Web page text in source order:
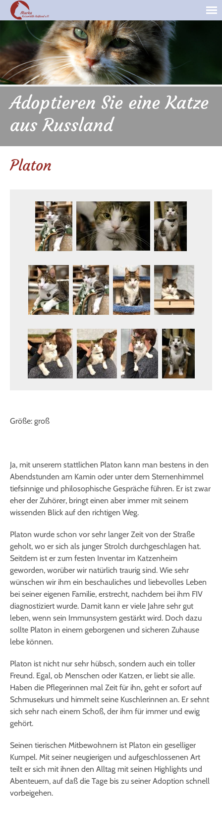
Adoptieren Sie eine Katze
aus Russland
Platon
Größe: groß
Ja, mit unserem stattlichen Platon kann man bestens in den
Abendstunden am Kamin oder unter dem Sternenhimmel
tiefsinnige und philosophische Gespräche führen. Er ist zwar
eher der Zuhörer, bringt einen aber immer mit seinem
wissenden Blick auf den richtigen Weg.
Platon wurde schon vor sehr langer Zeit von der Straße
geholt, wo er sich als junger Strolch durchgeschlagen hat.
Seitdem ist er zum festen Inventar im Katzenheim
geworden, worüber wir natürlich traurig sind. Wie sehr
wünschen wir ihm ein beschauliches und liebevolles Leben
bei seiner eigenen Familie, erstrecht, nachdem bei ihm FIV
diagnostiziert wurde. Damit kann er viele Jahre sehr gut
leben, wenn sein Immunsystem gestärkt wird. Doch dazu
sollte Platon in einem geborgenen und sicheren Zuhause
lebe können.
Platon ist nicht nur sehr hübsch, sondern auch ein toller
Freund. Egal, ob Menschen oder Katzen, er liebt sie alle.
Haben die Pflegerinnen mal Zeit für ihn, geht er sofort auf
Schmusekurs und himmelt seine Kuschlerinnen an. Er sehnt
sich sehr nach einem Schoß, der ihm für immer und ewig
gehört.
Seinen tierischen Mitbewohnern ist Platon ein geselliger
Kumpel. Mit seiner neugierigen und aufgeschlossenen Art
teilt er sich mit ihnen den Alltag mit seinen Highlights und
Abenteuern, auf daß die Tage bis zu seiner Adoption schnell
vorbeigehen.